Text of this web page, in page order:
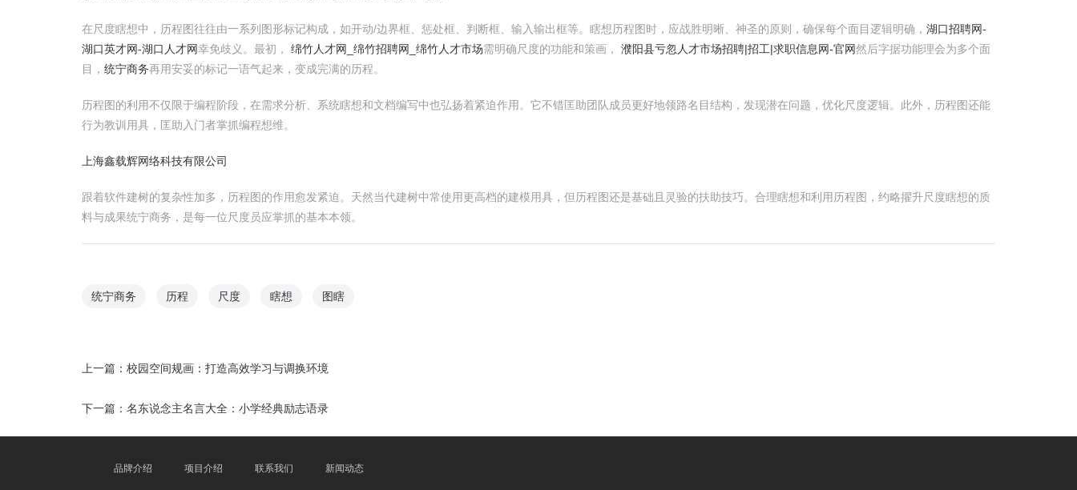
在尺度瞎想中，历程图往往由一系列图形标记构成，如开动/边界框、惩处框、判断框、输入输出框等。瞎想历程图时，应战胜明晰、神圣的原则，确保每个面目逻辑明确， 湖口招聘网-
湖口英才网-湖口人才网幸免歧义。最初， 绵竹人才网_绵竹招聘网_绵竹人才市场需明确尺度的功能和策画， 濮阳县亏忽人才市场招聘|招工|求职信息网-官网然后字据功能理会为多个面
目， 统宁商务再用安妥的标记一语气起来，变成完满的历程。
历程图的利用不仅限于编程阶段，在需求分析、系统瞎想和文档编写中也弘扬着紧迫作用。它不错匡助团队成员更好地领路名目结构，发现潜在问题，优化尺度逻辑。此外，历程图还能
行为教训用具，匡助入门者掌抓编程想维。
上海鑫载辉网络科技有限公司
跟着软件建树的复杂性加多，历程图的作用愈发紧迫。天然当代建树中常使用更高档的建模用具，但历程图还是基础且灵验的扶助技巧。合理瞎想和利用历程图，约略擢升尺度瞎想的质
料与成果统宁商务，是每一位尺度员应掌抓的基本本领。
统宁商务 历程 尺度 瞎想 图瞎
上一篇： 校园空间规画：打造高效学习与调换环境
下一篇： 名东说念主名言大全：小学经典励志语录
品牌介绍 项目介绍 联系我们 新闻动态